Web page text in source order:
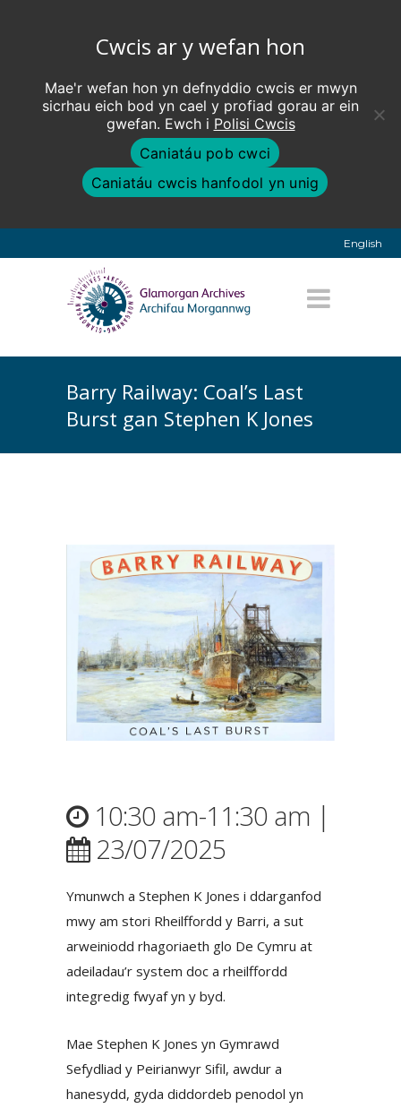
Cwcis ar y wefan hon
Mae'r wefan hon yn defnyddio cwcis er mwyn
sicrhau eich bod yn cael y profiad gorau ar ein
gwefan. Ewch i Polisi Cwcis
Caniatáu pob cwci
Caniatáu cwcis hanfodol yn unig
English
Barry Railway: Coal’s Last
Burst gan Stephen K Jones
10:30 am-11:30 am |
23/07/2025
Ymunwch a Stephen K Jones i ddarganfod
mwy am stori Rheilffordd y Barri, a sut
arweiniodd rhagoriaeth glo De Cymru at
adeiladau’r system doc a rheilffordd
integredig fwyaf yn y byd.
Mae Stephen K Jones yn Gymrawd
Sefydliad y Peirianwyr Sifil, awdur a
hanesydd, gyda diddordeb penodol yn